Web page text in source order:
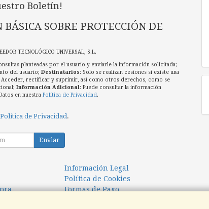
Boletín!
SOBRE PROTECCIÓN DE
TECNOLÓGICO UNIVERSAL, S.L.
planteadas por el usuario y enviarle la información solicitada;
del usuario; Destinatarios: Solo se realizan cesiones si existe una
Acceder, rectificar y suprimir, así como otros derechos, como se
Información Adicional: Puede consultar la información
en nuestra Política de Privacidad.
Política de Privacidad.
Enviar
Información Legal
Política de Cookies
Formas de Pago